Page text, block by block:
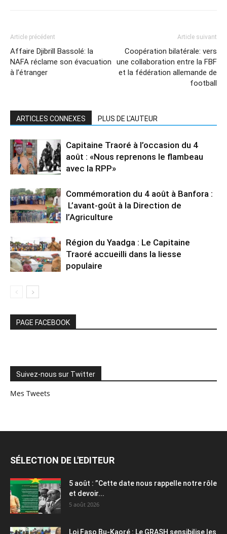
Article précédent
Affaire Djibrill Bassolé: la
NAFA réclame son évacuation
à l’étranger
Article suivant
Coopération bilatérale: vers
une collaboration entre la FBF
et la fédération allemande de
football
ARTICLES CONNEXES PLUS DE L'AUTEUR
Capitaine Traoré à l’occasion du 4
août : «Nous reprenons le flambeau
avec la RPP»
Commémoration du 4 août à Banfora :
L’avant-goût à la Direction de
l’Agriculture
Région du Yaadga : Le Capitaine
Traoré accueilli dans la liesse
populaire
PAGE FACEBOOK
Suivez-nous sur Twitter
Mes Tweets
SÉLECTION DE L'EDITEUR
5 août : ”Cette date nous rappelle notre rôle
et devoir...
5 août 2026
Loi Faso Bu-Kaoré : Le GRASH sensibilise les